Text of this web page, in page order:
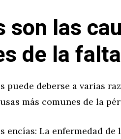
son las
de la
puede deberse a varias
más comunes de la
encías: La enfermedad